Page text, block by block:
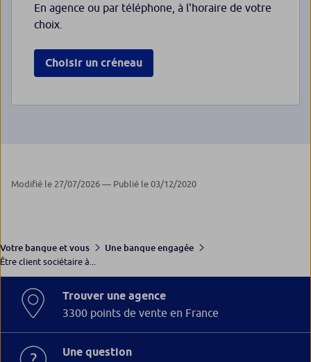
En agence ou par téléphone, à l'horaire de votre
choix.
Choisir un créneau
Modifié le 27/07/2026 — Publié le 03/12/2020
Votre banque et vous
Une banque engagée
Être client sociétaire à...
Trouver une agence
3300 points de vente en France
Une question